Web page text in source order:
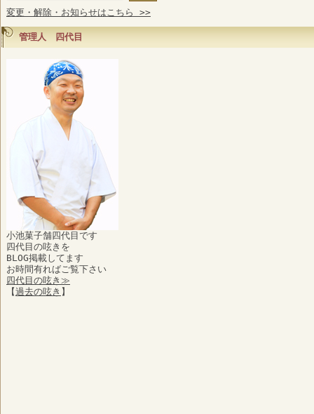
変更・解除・お知らせはこちら >>
管理人 四代目
小池菓子舗四代目です
四代目の呟きを
BLOG掲載してます
お時間有ればご覧下さい
四代目の呟き≫
【過去の呟き 】